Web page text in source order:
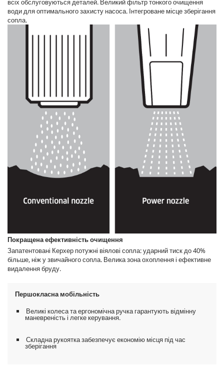
води для оптимального захисту насоса. Інтегроване місце зберігання
сопла.
Покращена ефективність очищення
Запатентовані Керхер потужні віялові сопла: ударний тиск до 40%
більше, ніж у звичайного сопла. Велика зона охоплення і ефективне
видалення бруду.
Першокласна мобільність
Великі колеса та ергономічна ручка гарантують відмінну
маневреність і легке керування.
Складна рукоятка забезпечує економію місця під час
зберігання